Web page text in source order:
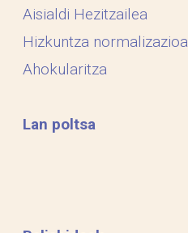
Aisialdi Hezitzailea
Hizkuntza normalizazioa
Ahokularitza
Lan poltsa